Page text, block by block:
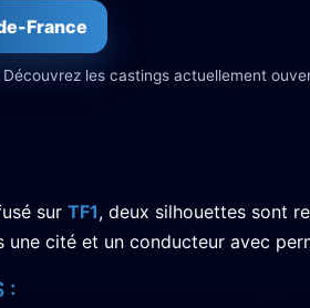
France
les castings actuellement
sur TF1, deux silhouettes sont
une cité et un conducteur avec
: